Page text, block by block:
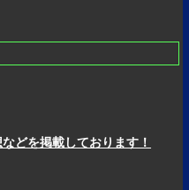
どを掲載しております！